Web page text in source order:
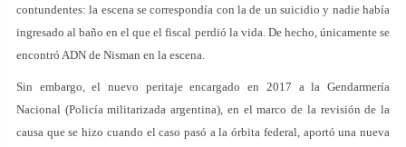
contundentes: la escena se correspondía con la de un suicidio y nadie había
ingresado al baño en el que el fiscal perdió la vida. De hecho, únicamente se
encontró ADN de Nisman en la escena.
Sin embargo, el nuevo peritaje encargado en 2017 a la Gendarmería
Nacional (Policía militarizada argentina), en el marco de la revisión de la
causa que se hizo cuando el caso pasó a la órbita federal, aportó una nueva